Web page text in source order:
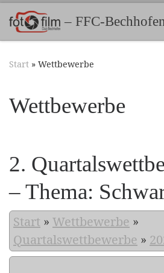
Zum Inhalt springen
– FFC-
Start » Wettbewerbe
Wettbewerbe
2.
– Thema:
Start » Wettbewerbe »
Quartalswettbewerbe »